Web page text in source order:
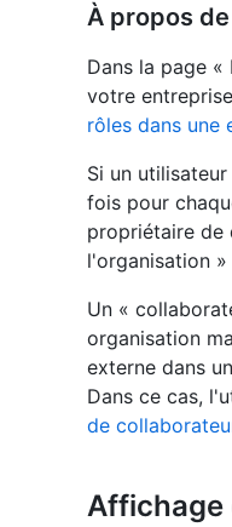
À propos
Dans la page
votre
rôles dans une
Si un
fois pour
propriétaire de
l'organisation
Un «
organisation
externe dans
Dans ce cas,
de
Affichage